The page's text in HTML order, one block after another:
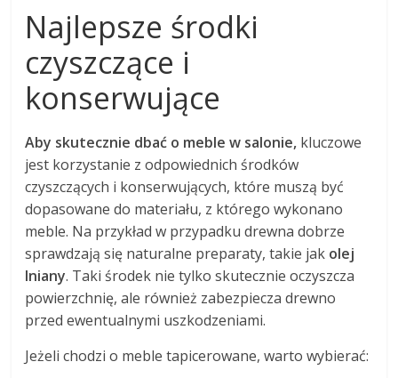
Najlepsze środki
czyszczące i
konserwujące
Aby skutecznie dbać o meble w salonie, kluczowe
jest korzystanie z odpowiednich środków
czyszczących i konserwujących, które muszą być
dopasowane do materiału, z którego wykonano
meble. Na przykład w przypadku drewna dobrze
sprawdzają się naturalne preparaty, takie jak olej
lniany. Taki środek nie tylko skutecznie oczyszcza
powierzchnię, ale również zabezpiecza drewno
przed ewentualnymi uszkodzeniami.
Jeżeli chodzi o meble tapicerowane, warto wybierać: